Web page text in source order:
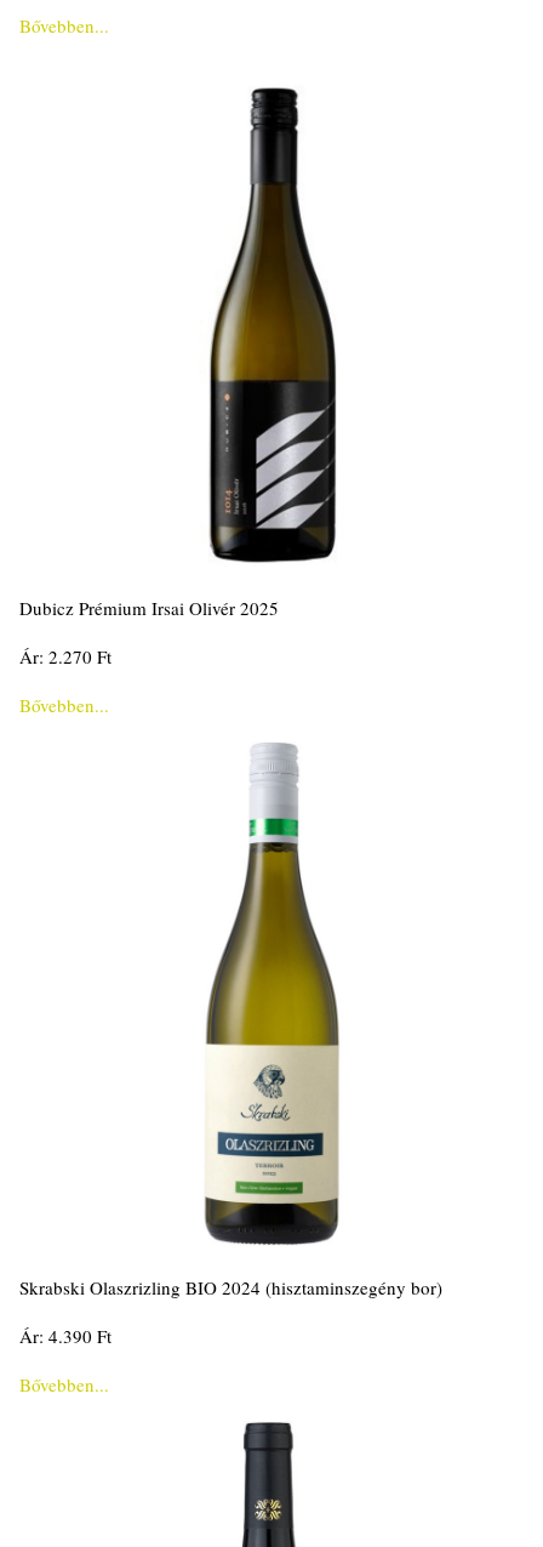
Bővebben...
Dubicz Prémium Irsai Olivér 2025
Ár: 2.270 Ft
Bővebben...
Skrabski Olaszrizling BIO 2024 (hisztaminszegény bor)
Ár: 4.390 Ft
Bővebben...